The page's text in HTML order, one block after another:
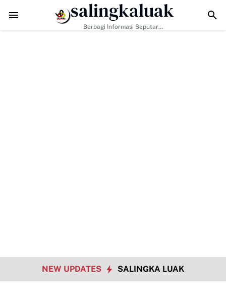
Bukan Hanya Tugas Pemerintah, H. Ilson Cong Dorong
salingkaluak
Berbagi Informasi Seputar
NEW UPDATES SALINGKA LUAK